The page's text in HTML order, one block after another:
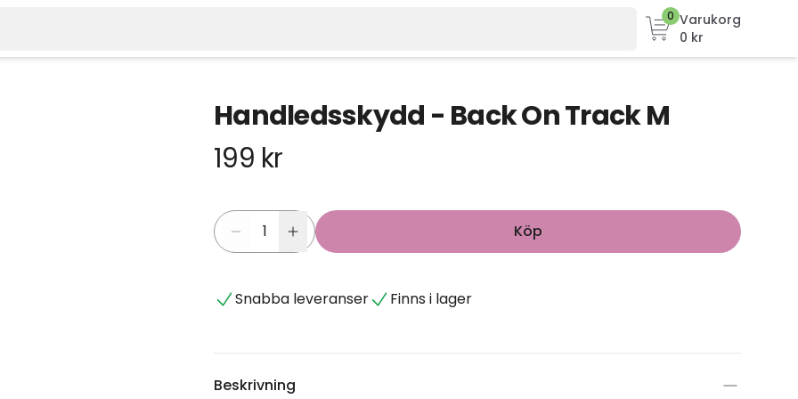
0 Varukorg
0 kr
Handledsskydd - Back On Track M
199 kr
Köp
Snabba leveranser Finns i lager
Beskrivning